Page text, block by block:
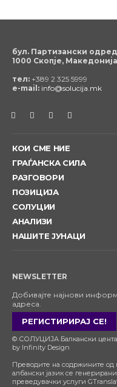
бул. Партизански
1000 Скопје, Македонија
тел: +389 2 325 5999
e-mail: info@solucija.mk
КОИ СМЕ НИЕ
ГРАЃАНСКА СИЛА
РАЗГОВОРИ
ПОЗИЦИЈА
СОЛУЦИИ
АНАЛИЗИ
НАШИТЕ ЈУНАЦИ
NEWSLETTER
Добивајте најнови
адреса.
РЕГИСТИРИРАЈ СЕ!
© СОЛУЦИЈА Балкански
by Infinity Design
Преводите на содржините од
албански јазик се
преведувачки услуги